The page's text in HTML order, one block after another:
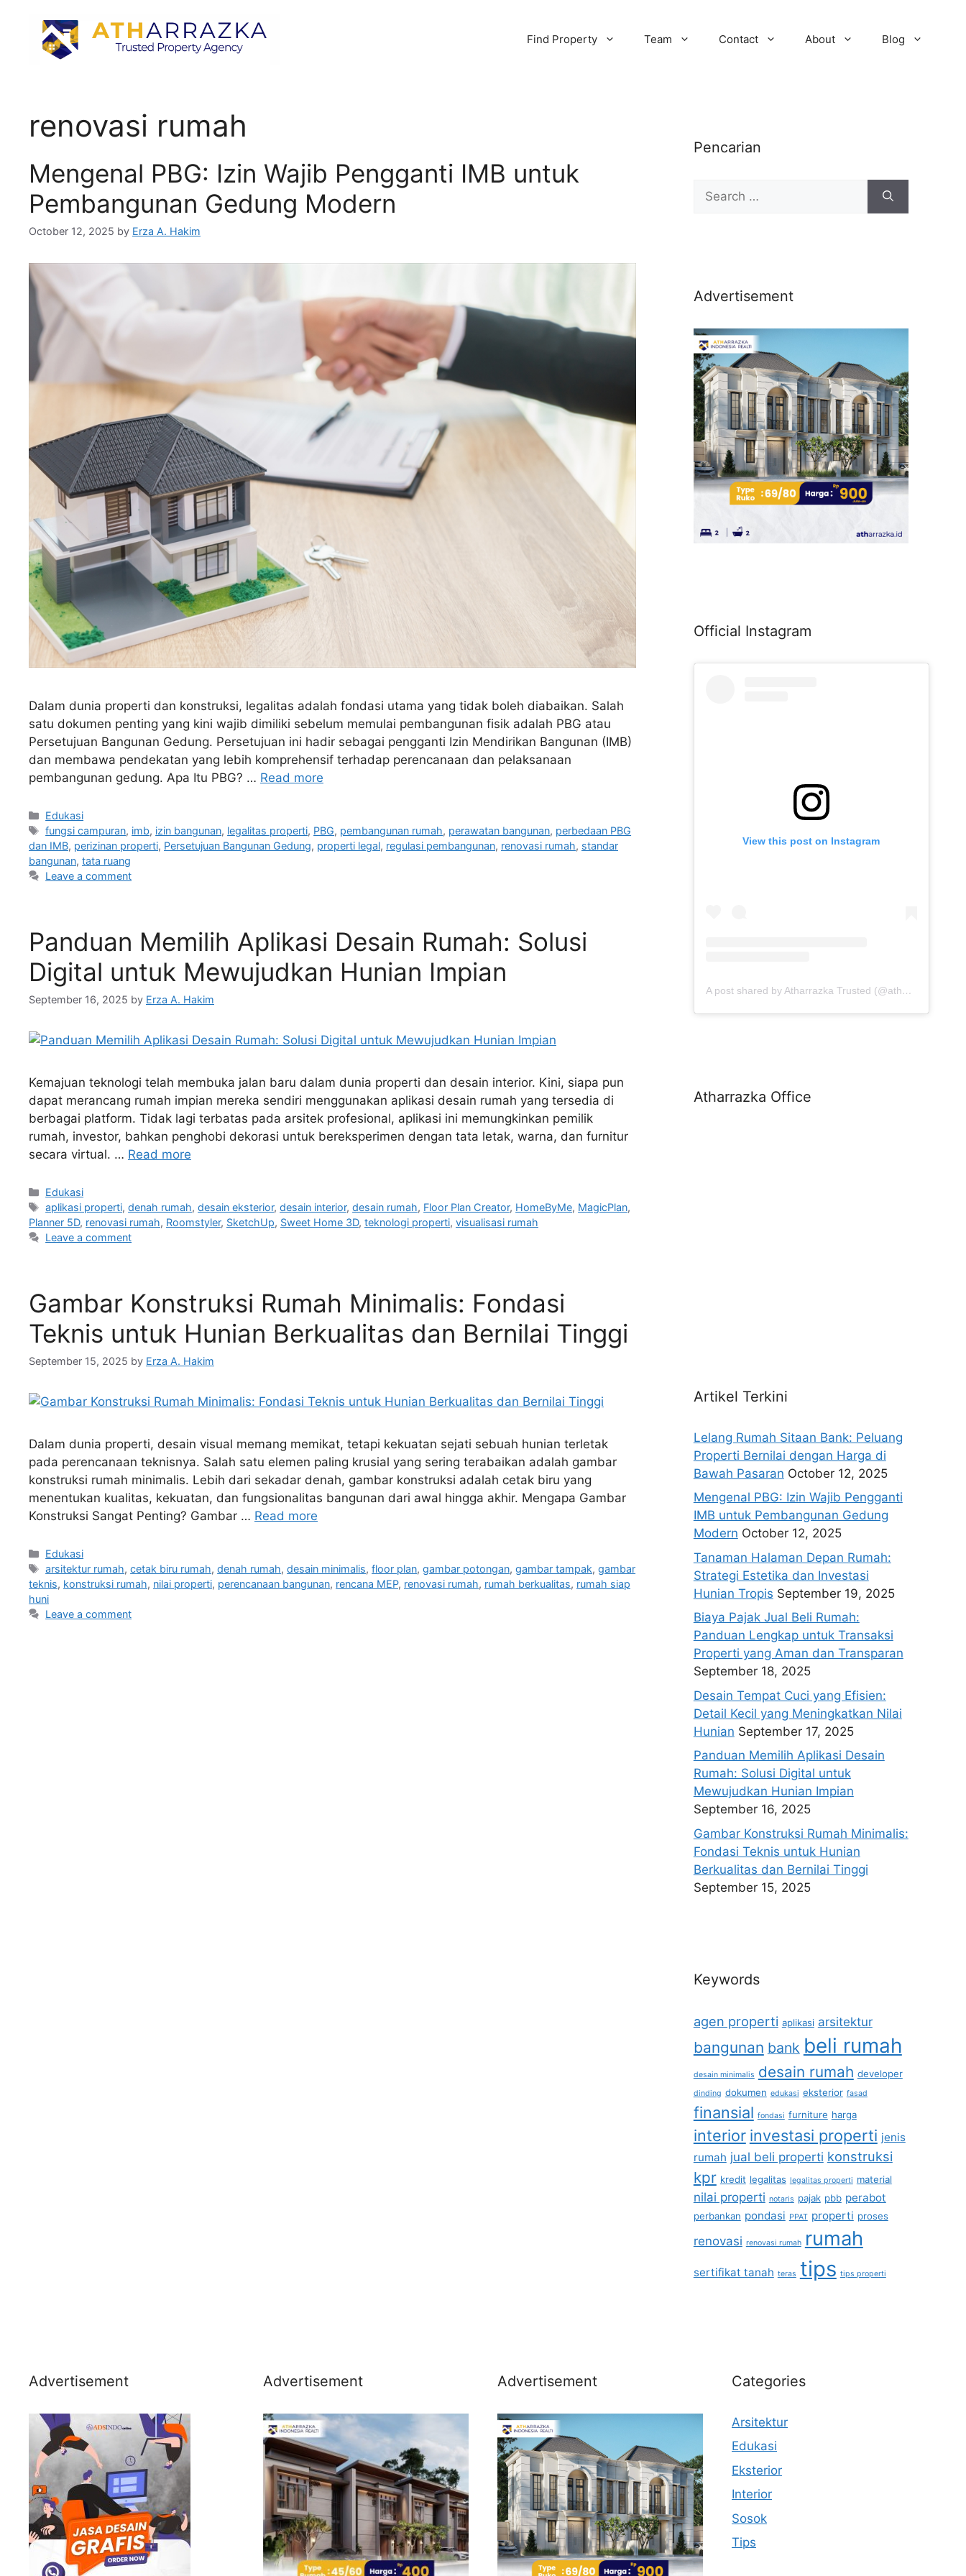
Find Property Team Contact About Blog
renovasi rumah
Mengenal PBG: Izin Wajib Pengganti IMB untuk
Pembangunan Gedung Modern
October 12, 2025 by Erza A. Hakim
Dalam dunia properti dan konstruksi, legalitas adalah fondasi utama yang tidak boleh diabaikan. Salah
satu dokumen penting yang kini wajib dimiliki sebelum memulai pembangunan fisik adalah PBG atau
Persetujuan Bangunan Gedung. Persetujuan ini hadir sebagai pengganti Izin Mendirikan Bangunan (IMB)
dan membawa pendekatan yang lebih komprehensif terhadap perencanaan dan pelaksanaan
pembangunan gedung. Apa Itu PBG? … Read more
Edukasi
fungsi campuran, imb, izin bangunan, legalitas properti, PBG, pembangunan rumah, perawatan bangunan, perbedaan PBG
dan IMB, perizinan properti, Persetujuan Bangunan Gedung, properti legal, regulasi pembangunan, renovasi rumah, standar
bangunan, tata ruang
Leave a comment
Panduan Memilih Aplikasi Desain Rumah: Solusi
Digital untuk Mewujudkan Hunian Impian
September 16, 2025 by Erza A. Hakim
Kemajuan teknologi telah membuka jalan baru dalam dunia properti dan desain interior. Kini, siapa pun
dapat merancang rumah impian mereka sendiri menggunakan aplikasi desain rumah yang tersedia di
berbagai platform. Tidak lagi terbatas pada arsitek profesional, aplikasi ini memungkinkan pemilik
rumah, investor, bahkan penghobi dekorasi untuk bereksperimen dengan tata letak, warna, dan furnitur
secara virtual. … Read more
Edukasi
aplikasi properti,denah rumah,desain eksterior,desain interior,desain rumah, Floor Plan Creator, HomeByMe, MagicPlan,
Planner 5D, renovasi rumah, Roomstyler, SketchUp, Sweet Home 3D, teknologi properti, visualisasi rumah
Leave a comment
Gambar Konstruksi Rumah Minimalis: Fondasi
Teknis untuk Hunian Berkualitas dan Bernilai Tinggi
September 15, 2025 by Erza A. Hakim
Dalam dunia properti, desain visual memang memikat, tetapi kekuatan sejati sebuah hunian terletak
pada perencanaan teknisnya. Salah satu elemen paling krusial yang sering terabaikan adalah gambar
konstruksi rumah minimalis. Lebih dari sekadar denah, gambar konstruksi adalah cetak biru yang
menentukan kualitas, kekuatan, dan fungsionalitas bangunan dari awal hingga akhir. Mengapa Gambar
Konstruksi Sangat Penting? Gambar … Read more
Edukasi
arsitektur rumah,cetak biru rumah,denah rumah,desain minimalis,floor plan,gambar potongan,gambar tampak,gambar
teknis, konstruksi rumah, nilai properti, perencanaan bangunan, rencana MEP, renovasi rumah, rumah berkualitas, rumah siap
huni
Leave a comment
Pencarian
Advertisement
Official Instagram
View this post on Instagram
A post shared by Atharrazka Trusted (@atharrazka.agency)
Atharrazka Office
Artikel Terkini
Lelang Rumah Sitaan Bank: Peluang
Properti Bernilai dengan Harga di
Bawah Pasaran October 12, 2025
Mengenal PBG: Izin Wajib Pengganti
IMB untuk Pembangunan Gedung
Modern October 12, 2025
Tanaman Halaman Depan Rumah:
Strategi Estetika dan Investasi
Hunian Tropis September 19, 2025
Biaya Pajak Jual Beli Rumah:
Panduan Lengkap untuk Transaksi
Properti yang Aman dan Transparan
September 18, 2025
Desain Tempat Cuci yang Efisien:
Detail Kecil yang Meningkatkan Nilai
Hunian September 17, 2025
Panduan Memilih Aplikasi Desain
Rumah: Solusi Digital untuk
Mewujudkan Hunian Impian
September 16, 2025
Gambar Konstruksi Rumah Minimalis:
Fondasi Teknis untuk Hunian
Berkualitas dan Bernilai Tinggi
September 15, 2025
Keywords
agen properti aplikasi arsitektur
bangunan bank beli rumah
desain minimalis desain rumah developer
dinding dokumen edukasi eksterior fasad
finansial fondasi furniture harga
interior investasi properti jenis
rumah jual beli properti konstruksi
kpr kredit legalitas legalitas properti material
nilai properti notaris pajak pbb perabot
perbankan pondasi PPAT properti proses
renovasi renovasi rumah rumah
sertifikat tanah teras tips tips properti
Advertisement Advertisement Advertisement Categories
Arsitektur
Edukasi
Eksterior
Interior
Sosok
Tips